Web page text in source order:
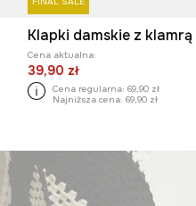
Klapki damskie z klamrą
Cena aktualna:
39,90 zł
Cena regularna: 69,90 zł
Najniższa cena: 69,90 zł